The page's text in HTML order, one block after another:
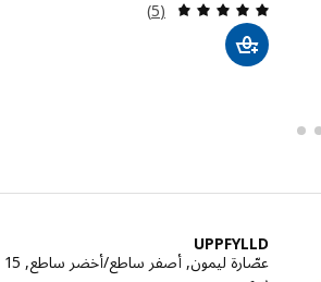
مراجعة: 4.8 من أصل 5 نجوم. إجمالي المراجعات:
(5)
UPPFYLLD
عصّارة ليمون, أصفر ساطع/أخضر ساطع, 15